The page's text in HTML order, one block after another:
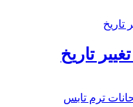
تاریخ